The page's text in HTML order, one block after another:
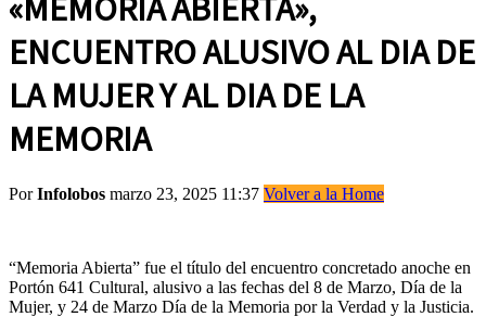
«MEMORIA ABIERTA»,
ENCUENTRO ALUSIVO AL DIA DE
LA MUJER Y AL DIA DE LA
MEMORIA
PorInfolobos marzo 23, 2025 11:37 Volver a la Home
“Memoria Abierta” fue el título del encuentro concretado anoche en
Portón 641 Cultural, alusivo a las fechas del 8 de Marzo, Día de la
Mujer, y 24 de Marzo Día de la Memoria por la Verdad y la Justicia.